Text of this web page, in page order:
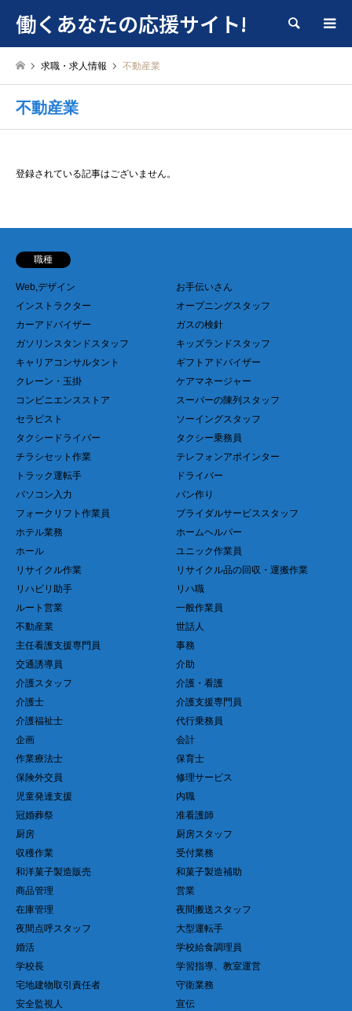
働くあなたの応援サイト! 検索
求職・求人情報 不動産業
不動産業
登録されている記事はございません。
職種
Web,デザイン
お手伝いさん
インストラクター
オープニングスタッフ
カーアドバイザー
ガスの検針
ガソリンスタンドスタッフ
キッズランドスタッフ
キャリアコンサルタント
ギフトアドバイザー
クレーン・玉掛
ケアマネージャー
コンビニエンスストア
スーパーの陳列スタッフ
セラピスト
ソーイングスタッフ
タクシードライバー
タクシー乗務員
チラシセット作業
テレフォンアポインター
トラック運転手
ドライバー
パソコン入力
パン作り
フォークリフト作業員
ブライダルサービススタッフ
ホテル業務
ホームヘルパー
ホール
ユニック作業員
リサイクル作業
リサイクル品の回収・運搬作業
リハビリ助手
リハ職
ルート営業
一般作業員
不動産業
世話人
主任看護支援専門員
事務
交通誘導員
介助
介護スタッフ
介護・看護
介護士
介護支援専門員
介護福祉士
代行乗務員
企画
会計
作業療法士
保育士
保険外交員
修理サービス
児童発達支援
内職
冠婚葬祭
准看護師
厨房
厨房スタッフ
収穫作業
受付業務
和洋菓子製造販売
和菓子製造補助
商品管理
営業
在庫管理
夜間搬送スタッフ
夜間点呼スタッフ
大型運転手
婚活
学校給食調理員
学校長
学習指導、教室運営
宅地建物取引責任者
守衛業務
安全監視人
宣伝